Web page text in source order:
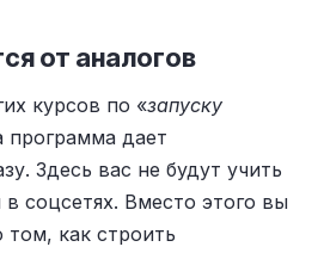
от аналогов
курсов по «запуску
программа дает
Здесь вас не будут учить
в соцсетях. Вместо этого вы
том, как строить